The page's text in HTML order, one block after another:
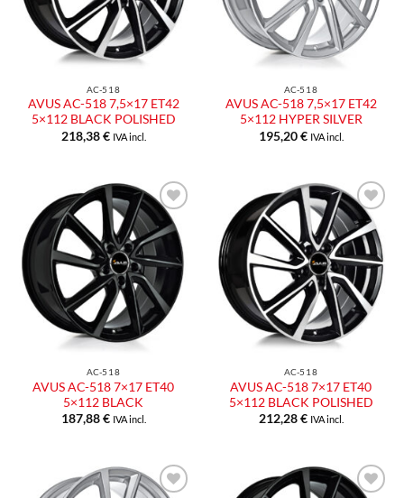
AC-518
AVUS AC-518 7,5×17 ET42
5×112 BLACK POLISHED
218,38€ IVA incl.
AC-518
AVUS AC-518 7,5×17 ET42
5×112 HYPER SILVER
195,20€ IVA incl.
Aggiungi
alla lista
dei
desideri
AC-518
AVUS AC-518 7×17 ET40
5×112 BLACK
187,88€ IVA incl.
Aggiungi
alla lista
dei
desideri
AC-518
AVUS AC-518 7×17 ET40
5×112 BLACK POLISHED
212,28€ IVA incl.